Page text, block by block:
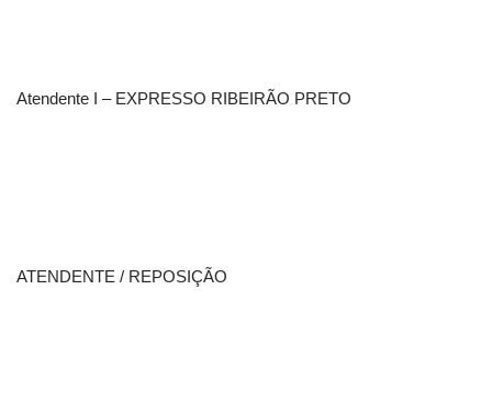
Atendente I – EXPRESSO RIBEIRÃO PRETO
ATENDENTE / REPOSIÇÃO